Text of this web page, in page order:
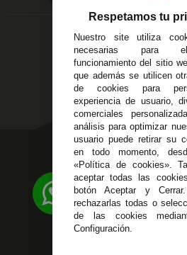
14
Alzira -
C/ Esplugues,
Devoluciones
Política de
Pago Seguro
Terminos y
Condiciones
Políticas de
623 23
Atendemos
955 44 45 43/
Respetamos tu
Nuestro site utiliza
necesarias para
funcionamiento del sitio
que además se utilicen
de cookies para
experiencia de usuario,
comerciales
análisis para optimizar
usuario puede retirar su
en todo momento,
«Política de cookies».
aceptar todas las
botón Aceptar y
rechazarlas todas o
de las cookies
Configuración.